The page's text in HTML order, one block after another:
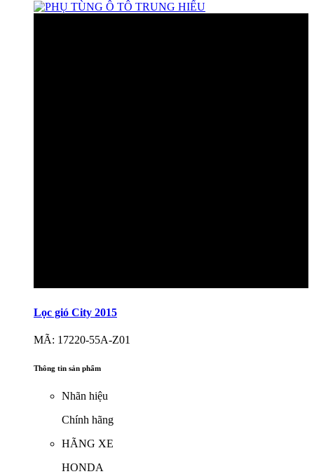
Lọc gió City 2015
MÃ: 17220-55A-Z01
Thông tin sản phẩm
Nhãn hiệu
Chính hãng
HÃNG XE
HONDA